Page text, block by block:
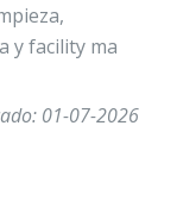
y facility ma
01-07-2026